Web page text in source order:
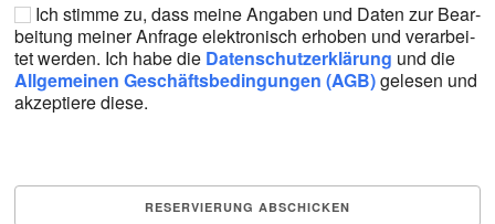
Ich stim­me zu, dass mei­ne Anga­ben und Daten zur Bear­
bei­tung mei­ner Anfra­ge elek­tro­nisch erho­ben und ver­ar­bei­
tet wer­den. Ich habe die Daten­schutz­er­klä­rung und die
All­ge­mei­nen Geschäfts­be­din­gun­gen (AGB)gele­sen und
akzep­tie­re die­se.